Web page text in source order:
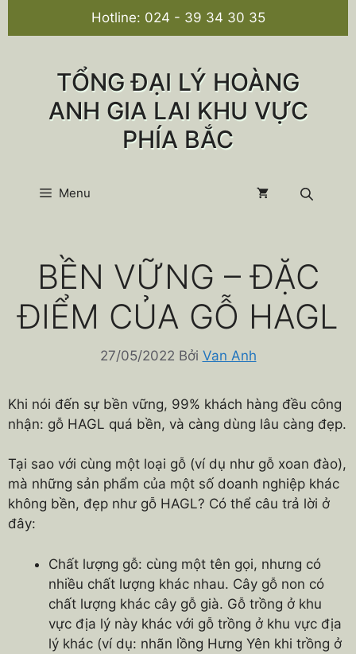
Hotline: 024 - 39 34 30 35
TỔNG ĐẠI LÝ HOÀNG
ANH GIA LAI KHU VỰC
PHÍA BẮC
Menu
BỀN VỮNG – ĐẶC
ĐIỂM CỦA GỖ HAGL
27/05/2022 Bởi Van Anh
Khi nói đến sự bền vững, 99% khách hàng đều công
nhận: gỗ HAGL quá bền, và càng dùng lâu càng đẹp.
Tại sao với cùng một loại gỗ (ví dụ như gỗ xoan đào),
mà những sản phẩm của một số doanh nghiệp khác
không bền, đẹp như gỗ HAGL? Có thể câu trả lời ở
đây:
Chất lượng gỗ: cùng một tên gọi, nhưng có
nhiều chất lượng khác nhau. Cây gỗ non có
chất lượng khác cây gỗ già. Gỗ trồng ở khu
vực địa lý này khác với gỗ trồng ở khu vực địa
lý khác (ví dụ: nhãn lồng Hưng Yên khi trồng ở